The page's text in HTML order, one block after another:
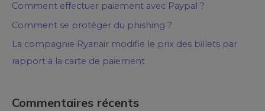
Comment effectuer paiement avec Paypal ?
Comment se protéger du phishing ?
La compagnie Ryanair modifie le prix des billets par
rapport à la carte de paiement
Commentaires récents